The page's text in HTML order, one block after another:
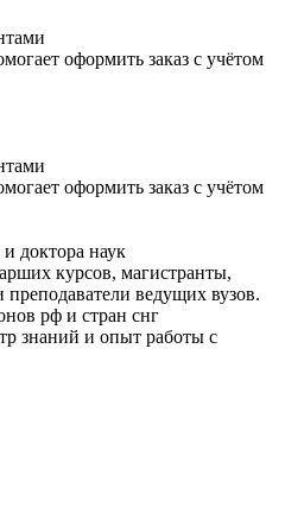
оформить заказ с учётом
оформить заказ с учётом
доктора наук
курсов, магистранты,
ведущих вузов.
рф и стран снг
знаний и опыт работы с